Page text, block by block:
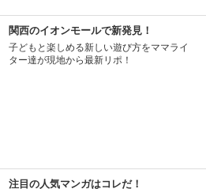
関西のイオンモールで新発見！
子どもと楽しめる新しい遊び方をママライ
ター達が現地から最新リポ！
注目の人気マンガはコレだ！